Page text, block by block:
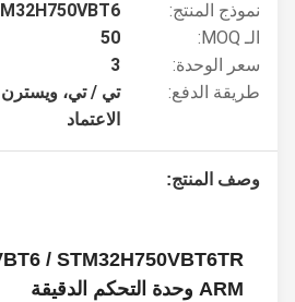
نموذج المنتج:
الـ MOQ:
50
سعر الوحدة:
3
طريقة الدفع:
تي / تي،
الاعتماد
وصف المنتج:
/ STM32H750VBT6TR
ARM وحدة التحكم الدقيقة